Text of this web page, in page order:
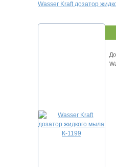
Wasser Kraft дозатор